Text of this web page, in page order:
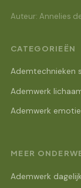
Auteur: Annelies
CATEGORIEËN
Ademtechnieken
Ademwerk
Ademwerk
MEER
Ademwerk